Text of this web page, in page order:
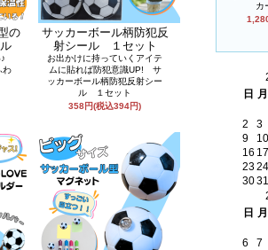
の
♪
わ
サッカーボール柄防犯反
射シール １セット
お出かけに持っていくアイテ
ムに貼れば防犯意識UP! サ
ッカーボール柄防犯反射シー
ル １セット
358円(税込394円)
カ
日 月
2
3
9
10
16 17
2324
3031
日 月
6
7